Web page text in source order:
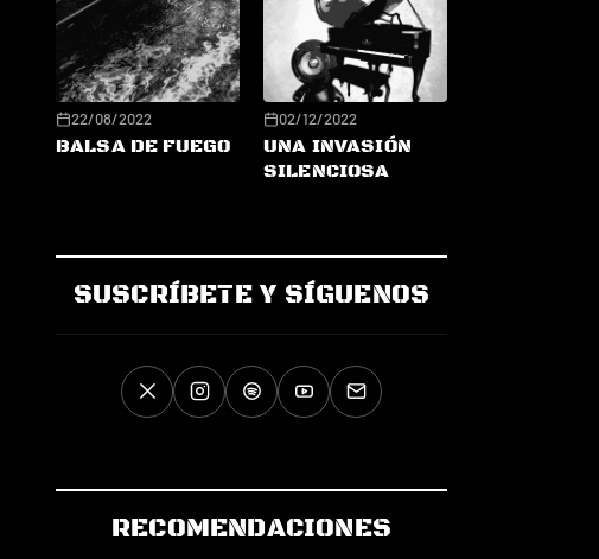
22/08/2022
BALSA DE FUEGO
02/12/2022
UNA INVASIÓN
SILENCIOSA
SUSCRÍBETE Y SÍGUENOS
RECOMENDACIONES